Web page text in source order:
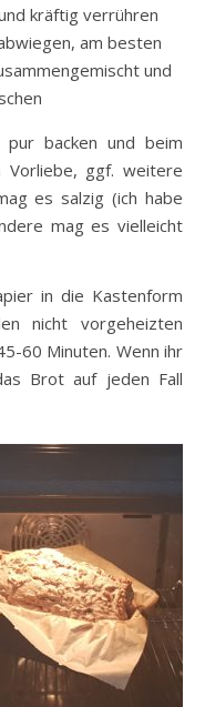
kräftig verrühren
am besten
und
backen und beim
Vorliebe, ggf. weitere
es salzig (ich habe
mag es vielleicht
in die Kastenform
nicht vorgeheizten
60 Minuten. Wenn ihr
Brot auf jeden Fall